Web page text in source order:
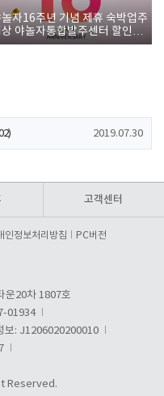
놀자16주년 기념 제휴 숙박업주
상 야놀자통합발주센터 할인쿠
증정
2019.07.30
고객센터
인정보처리방침 PC버전
운20차 1807호
01934
보: J1206020200010
Reserved.